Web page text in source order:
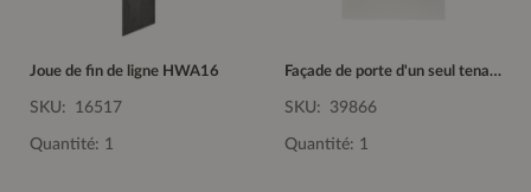
Joue de fin de ligne HWA16
SKU: 16517
Quantité: 1
Façade de porte d'un seul tenant GSBD60-I
SKU: 39866
Quantité: 1